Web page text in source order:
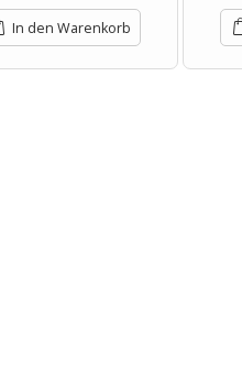
In den Warenkorb